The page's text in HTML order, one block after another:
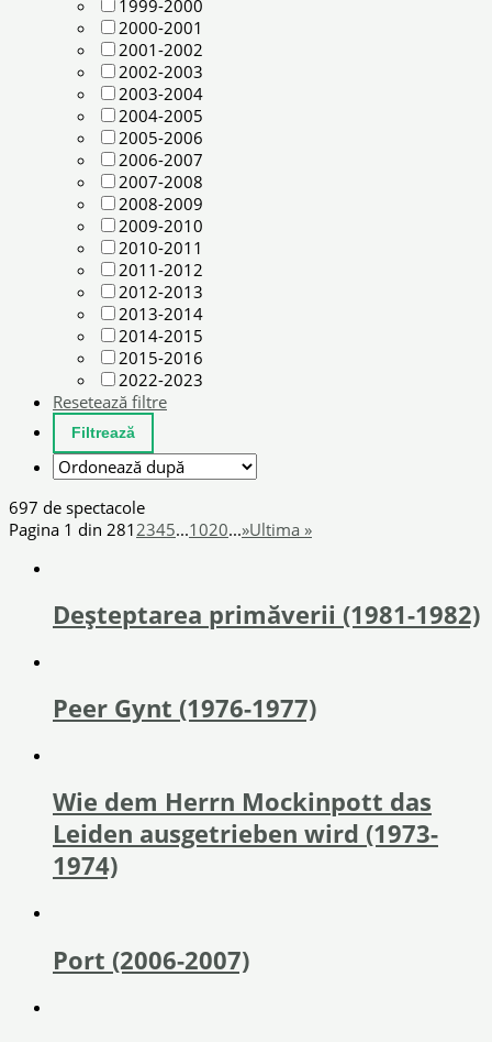
1999-2000
2000-2001
2001-2002
2002-2003
2003-2004
2004-2005
2005-2006
2006-2007
2007-2008
2008-2009
2009-2010
2010-2011
2011-2012
2012-2013
2013-2014
2014-2015
2015-2016
2022-2023
Resetează filtre
697 de spectacole
Pagina 1 din 281 2345...1020...»Ultima »
Deșteptarea primăverii (1981-1982)
Peer Gynt (1976-1977)
Wie dem Herrn Mockinpott das
Leiden ausgetrieben wird (1973-
1974)
Port (2006-2007)